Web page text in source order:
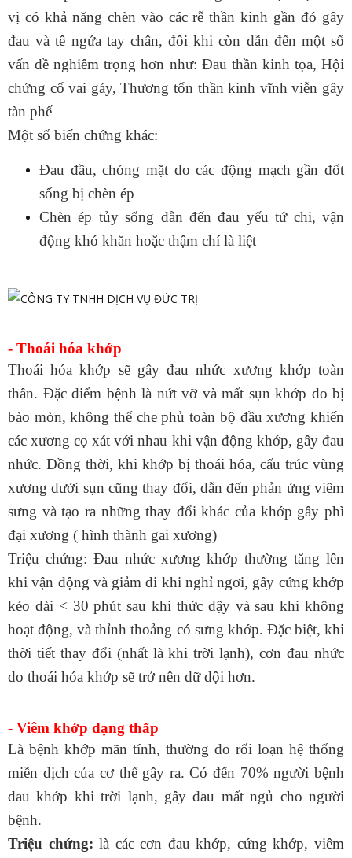
vị có khả năng chèn vào các rễ thần kinh gần đó gây
đau và tê ngứa tay chân, đôi khi còn dẫn đến một số
vấn đề nghiêm trọng hơn như: Đau thần kinh tọa,Hội
chứng cổ vai gáy, Thương tổn thần kinh vĩnh viễn gây
tàn phế
Một số biến chứng khác:
Đau đầu, chóng mặt do các động mạch gần đốt
sống bị chèn ép
Chèn ép tủy sống dẫn đến đau yếu tứ chi, vận
động khó khăn hoặc thậm chí là liệt
- Thoái hóa khớp
Thoái hóa khớp sẽ gây đau nhức xương khớp toàn
thân. Đặc điểm bệnh là nứt vỡ và mất sụn khớp do bị
bào mòn, không thể che phủ toàn bộ đầu xương khiến
các xương cọ xát với nhau khi vận động khớp, gây đau
nhức. Đồng thời, khi khớp bị thoái hóa, cấu trúc vùng
xương dưới sụn cũng thay đổi, dẫn đến phản ứng viêm
sưng và tạo ra những thay đổi khác của khớp gây phì
đại xương ( hình thành gai xương)
Triệu chứng: Đau nhức xương khớp thường tăng lên
khi vận động và giảm đi khi nghỉ ngơi, gây cứng khớp
kéo dài < 30 phút sau khi thức dậy và sau khi không
hoạt động, và thỉnh thoảng có sưng khớp. Đặc biệt, khi
thời tiết thay đổi (nhất là khi trời lạnh), cơn đau nhức
do thoái hóa khớp sẽ trở nên dữ dội hơn.
- Viêm khớp dạng thấp
Là bệnh khớp mãn tính, thường do rối loạn hệ thống
miễn dịch của cơ thể gây ra. Có đến 70% người bệnh
đau khớp khi trời lạnh, gây đau mất ngủ cho người
bệnh.
Triệu chứng: là các cơn đau khớp, cứng khớp,viêm